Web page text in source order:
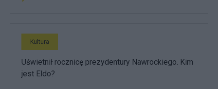
Kultura
Uświetnił rocznicę prezydentury Nawrockiego. Kim
jest Eldo?